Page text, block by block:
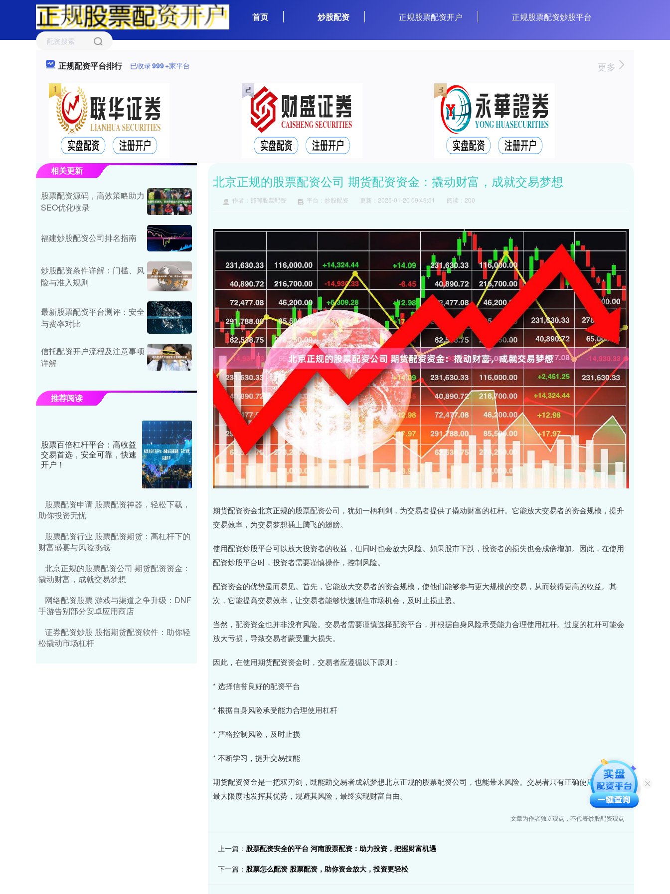
首页 炒股配资 正规股票配资开户 正规股票配资炒股平台
正规配资平台排行 已收录999+家平台 更多
北京正规的股票配资公司 期货配资资金：撬动财富，成就交易梦想
作者：邯郸股票配资 平台：炒股配资 更新：2025-01-20 09:49:51 阅读：200
期货配资资金北京正规的股票配资公司，犹如一柄利剑，为交易者提供了撬动财富的杠杆。它能放大交易者的资金规模，提升
交易效率，为交易梦想插上腾飞的翅膀。
使用配资炒股平台可以放大投资者的收益，但同时也会放大风险。如果股市下跌，投资者的损失也会成倍增加。因此，在使用
配资炒股平台时，投资者需要谨慎操作，控制风险。
配资资金的优势显而易见。首先，它能放大交易者的资金规模，使他们能够参与更大规模的交易，从而获得更高的收益。其
次，它能提高交易效率，让交易者能够快速抓住市场机会，及时止损止盈。
当然，配资资金也并非没有风险。交易者需要谨慎选择配资平台，并根据自身风险承受能力合理使用杠杆。过度的杠杆可能会
放大亏损，导致交易者蒙受重大损失。
因此，在使用期货配资资金时，交易者应遵循以下原则：
* 选择信誉良好的配资平台
* 根据自身风险承受能力合理使用杠杆
* 严格控制风险，及时止损
* 不断学习，提升交易技能
期货配资资金是一把双刃剑，既能助交易者成就梦想北京正规的股票配资公司，也能带来风险。交易者只有正确使用它，才能
最大限度地发挥其优势，规避其风险，最终实现财富自由。
文章为作者独立观点，不代表炒股配资观点
上一篇： 股票配资安全的平台 河南股票配资：助力投资，把握财富机遇
下一篇： 股票怎么配资 股票配资，助你资金放大，投资更轻松
相关更新
股票配资源码，高效策略助力
SEO优化收录
福建炒股配资公司排名指南
炒股配资条件详解：门槛、风
险与准入规则
最新股票配资平台测评：安全
与费率对比
信托配资开户流程及注意事项
详解
推荐阅读
股票百倍杠杆平台：高收益
交易首选，安全可靠，快速
开户！
股票配资申请 股票配资神器，轻松下载，
助你投资无忧
股票配资行业 股票配资期货：高杠杆下的
财富盛宴与风险挑战
北京正规的股票配资公司 期货配资资金：
撬动财富，成就交易梦想
网络配资股票 游戏与渠道之争升级：DNF
手游告别部分安卓应用商店
证券配资炒股 股指期货配资软件：助你轻
松撬动市场杠杆